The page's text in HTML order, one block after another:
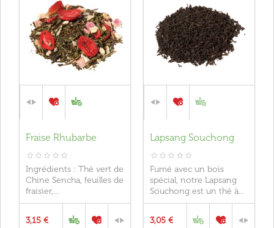
Fraise Rhubarbe
Ingrédients : Thé vert de
Chine Sencha, feuilles de
fraisier,...
3,15 €
Lapsang Souchong
Fumé avec un bois
spécial, notre Lapsang
Souchong est un thé à...
3,05 €